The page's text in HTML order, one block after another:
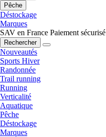
Pêche
Déstockage
Marques
SAV en France Paiement sécurisé
Rechercher
Nouveautés
Sports Hiver
Randonnée
Trail running
Running
Verticalité
Aquatique
Pêche
Déstockage
Marques